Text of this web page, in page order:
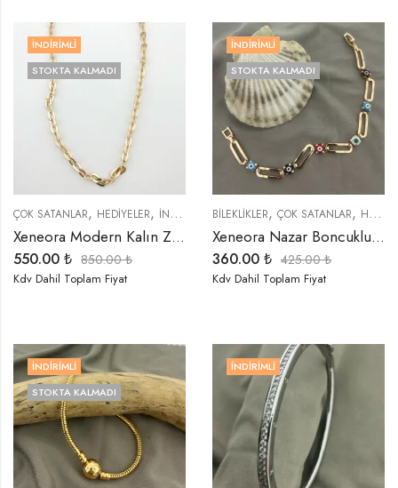
İNDIRIMLI
STOKTA KALMADI
ÇOK SATANLAR, HEDIYELER, İNDIRIMLI ÜRÜNLER ,KOLYELER,ÖZEL SERİLER
Xeneora Modern Kalın Zincir Gold Kolye
550.00 ₺ 850.00₺
Kdv Dahil Toplam Fiyat
İNDIRIMLI
STOKTA KALMADI
BİLEKLİKLER, ÇOK SATANLAR, HEDIYELER
Xeneora Nazar Boncuklu Gold Bileklik
360.00 ₺ 425.00₺
Kdv Dahil Toplam Fiyat
İNDIRIMLI
STOKTA KALMADI
İNDIRIMLI